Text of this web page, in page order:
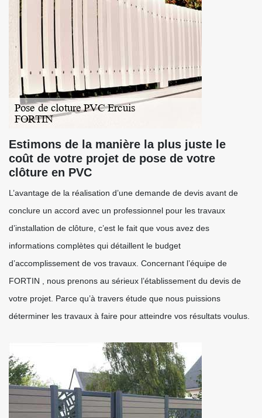
Estimons de la manière la plus juste le
coût de votre projet de pose de votre
clôture en PVC
L’avantage de la réalisation d’une demande de devis avant de
conclure un accord avec un professionnel pour les travaux
d’installation de clôture, c’est le fait que vous avez des
informations complètes qui détaillent le budget
d’accomplissement de vos travaux. Concernant l’équipe de
FORTIN , nous prenons au sérieux l’établissement du devis de
votre projet. Parce qu’à travers étude que nous puissions
déterminer les travaux à faire pour atteindre vos résultats voulus.